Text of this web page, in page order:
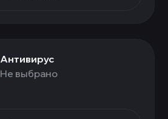
Антивирус
Не выбрано